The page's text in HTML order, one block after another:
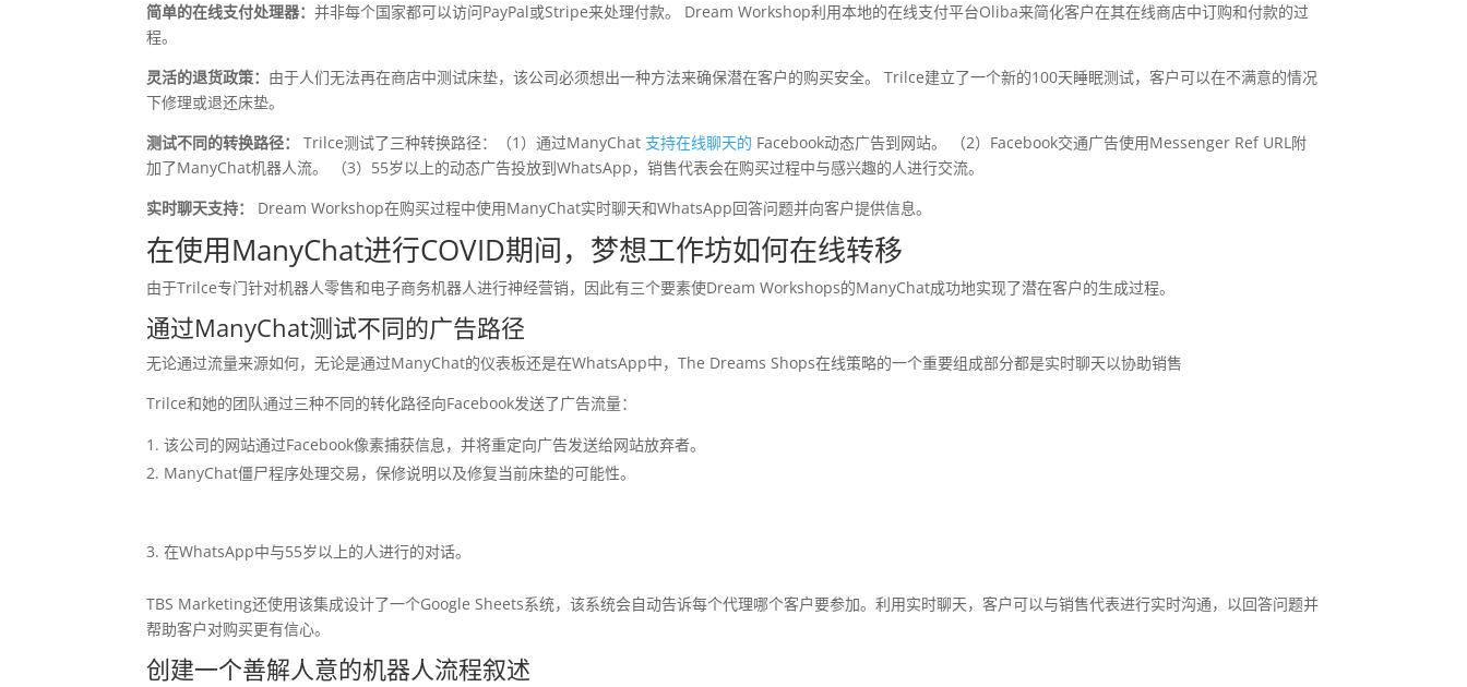
简单的在线支付处理器：并非每个国家都可以访问PayPal或Stripe来处理付款。 Dream Workshop利用本地的在线支付平台Oliba来简化客户在其在线商店中订购和付款的过
程。
灵活的退货政策： 由于人们无法再在商店中测试床垫，该公司必须想出一种方法来确保潜在客户的购买安全。 Trilce建立了一个新的100天睡眠测试，客户可以在不满意的情况
下修理或退还床垫。
测试不同的转换路径：
Trilce测试了三种转换路径：（1）通过ManyChat 支持在线聊天的 Facebook动态广告到网站。 （2）Facebook交通广告使用Messenger Ref URL附
加了ManyChat机器人流。 （3）55岁以上的动态广告投放到WhatsApp，销售代表会在购买过程中与感兴趣的人进行交流。
实时聊天支持：
Dream Workshop在购买过程中使用ManyChat实时聊天和WhatsApp回答问题并向客户提供信息。
在使用ManyChat进行COVID期间，梦想工作坊如何在线转移
由于Trilce专门针对机器人零售和电子商务机器人进行神经营销，因此有三个要素使Dream Workshops的ManyChat成功地实现了潜在客户的生成过程。
通过ManyChat测试不同的广告路径
无论通过流量来源如何，无论是通过ManyChat的仪表板还是在WhatsApp中，The Dreams Shops在线策略的一个重要组成部分都是实时聊天以协助销售
Trilce和她的团队通过三种不同的转化路径向Facebook发送了广告流量：
该公司的网站通过Facebook像素捕获信息，并将重定向广告发送给网站放弃者。
ManyChat僵尸程序处理交易，保修说明以及修复当前床垫的可能性。
在WhatsApp中与55岁以上的人进行的对话。
TBS Marketing还使用该集成设计了一个Google Sheets系统，该系统会自动告诉每个代理哪个客户要参加。利用实时聊天，客户可以与销售代表进行实时沟通，以回答问题并
帮助客户对购买更有信心。
创建一个善解人意的机器人流程叙述